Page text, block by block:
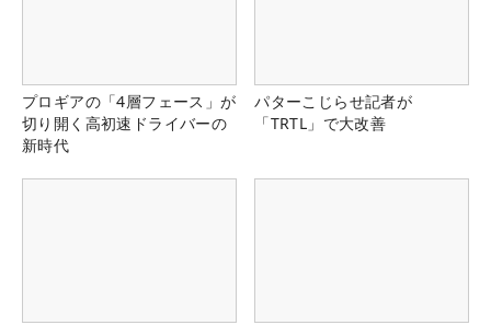
プロギアの「4層フェース」が
切り開く高初速ドライバーの
新時代
パターこじらせ記者が
「TRTL」で大改善